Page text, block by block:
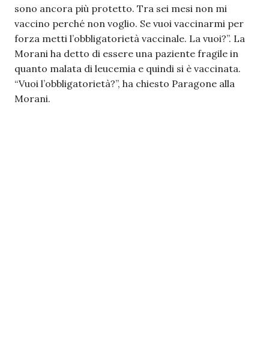
sono ancora più protetto. Tra sei mesi non mi
vaccino perché non voglio. Se vuoi vaccinarmi per
forza metti l’obbligatorietà vaccinale. La vuoi?”. La
Morani ha detto di essere una paziente fragile in
quanto malata di leucemia e quindi si è vaccinata.
“Vuoi l’obbligatorietà?”, ha chiesto Paragone alla
Morani.